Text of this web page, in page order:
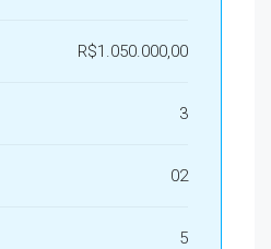
R$1.050.000,00
3
02
5